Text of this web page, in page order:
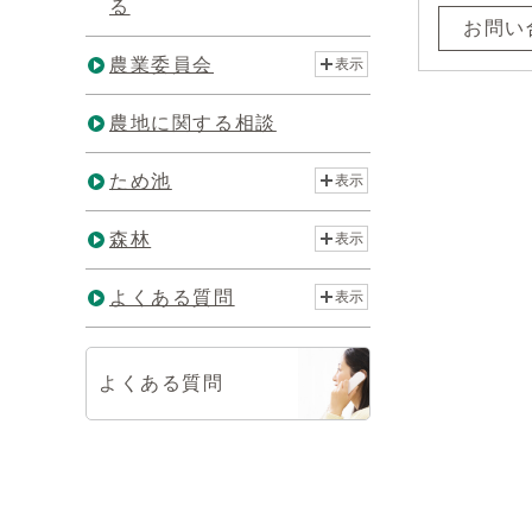
お問い
る
農業委員会 表示
農地に関する相談
ため池 表示
森林 表示
よくある質問 表示
よくある質問